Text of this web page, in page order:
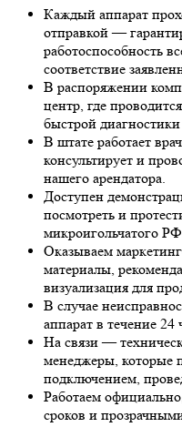
Каждый аппарат
отправкой —
работоспособность
соответствие
В распоряжении
центр, где
быстрой
В штате работает
консультирует и
нашего арендатора.
Доступен
посмотреть и
микроигольчатого
Оказываем
материалы,
визуализация для
В случае
аппарат в течение
На связи —
менеджеры, которые
подключением,
Работаем
сроков и